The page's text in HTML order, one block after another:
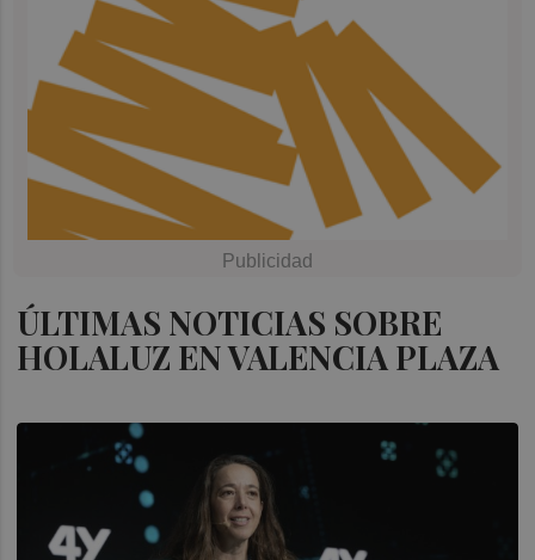
ÚLTIMAS NOTICIAS SOBRE
HOLALUZ EN VALENCIA PLAZA